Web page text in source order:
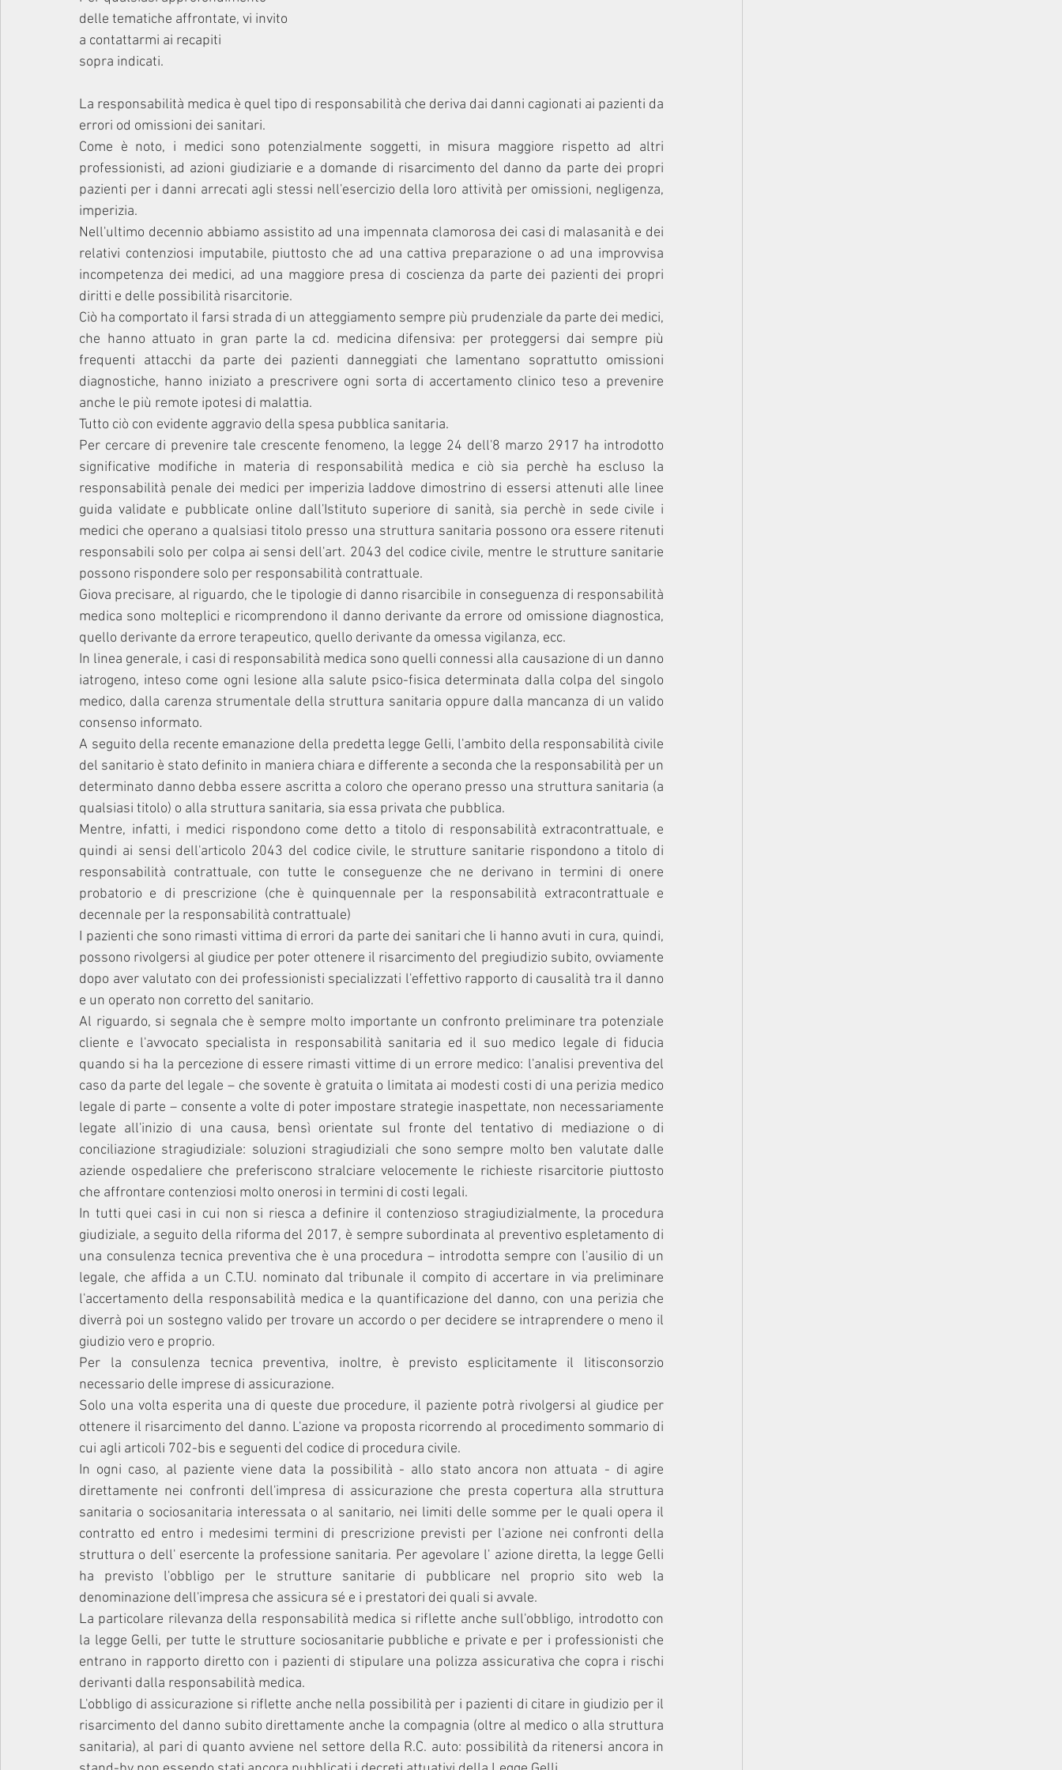
delle tematiche affrontate, vi invito
a contattarmi ai recapiti
sopra indicati.
La responsabilità medica è quel tipo di responsabilità che deriva dai danni cagionati ai pazienti da
errori od omissioni dei sanitari.
Come è noto, i medici sono potenzialmente soggetti, in misura maggiore rispetto ad altri
professionisti, ad azioni giudiziarie e a domande di risarcimento del danno da parte dei propri
pazienti per i danni arrecati agli stessi nell'esercizio della loro attività per omissioni, negligenza,
imperizia.
Nell'ultimo decennio abbiamo assistito ad una impennata clamorosa dei casi di malasanità e dei
relativi contenziosi imputabile, piuttosto che ad una cattiva preparazione o ad una improvvisa
incompetenza dei medici, ad una maggiore presa di coscienza da parte dei pazienti dei propri
diritti e delle possibilità risarcitorie.
Ciò ha comportato il farsi strada di un atteggiamento sempre più prudenziale da parte dei medici,
che hanno attuato in gran parte la cd. medicina difensiva: per proteggersi dai sempre più
frequenti attacchi da parte dei pazienti danneggiati che lamentano soprattutto omissioni
diagnostiche, hanno iniziato a prescrivere ogni sorta di accertamento clinico teso a prevenire
anche le più remote ipotesi di malattia.
Tutto ciò con evidente aggravio della spesa pubblica sanitaria.
Per cercare di prevenire tale crescente fenomeno, la legge 24 dell'8 marzo 2917 ha introdotto
significative modifiche in materia di responsabilità medica e ciò sia perchè ha escluso la
responsabilità penale dei medici per imperizia laddove dimostrino di essersi attenuti alle linee
guida validate e pubblicate online dall'Istituto superiore di sanità, sia perchè in sede civile i
medici che operano a qualsiasi titolo presso una struttura sanitaria possono ora essere ritenuti
responsabili solo per colpa ai sensi dell'art. 2043 del codice civile, mentre le strutture sanitarie
possono rispondere solo per responsabilità contrattuale.
Giova precisare, al riguardo, che le tipologie di danno risarcibile in conseguenza di responsabilità
medica sono molteplici e ricomprendono il danno derivante da errore od omissione diagnostica,
quello derivante da errore terapeutico, quello derivante da omessa vigilanza, ecc.
In linea generale, i casi di responsabilità medica sono quelli connessi alla causazione di un danno
iatrogeno, inteso come ogni lesione alla salute psico-fisica determinata dalla colpa del singolo
medico, dalla carenza strumentale della struttura sanitaria oppure dalla mancanza di un valido
consenso informato.
A seguito della recente emanazione della predetta legge Gelli, l'ambito della responsabilità civile
del sanitario è stato definito in maniera chiara e differente a seconda che la responsabilità per un
determinato danno debba essere ascritta a coloro che operano presso una struttura sanitaria (a
qualsiasi titolo) o alla struttura sanitaria, sia essa privata che pubblica.
Mentre, infatti, i medici rispondono come detto a titolo di responsabilità extracontrattuale, e
quindi ai sensi dell'articolo 2043 del codice civile, le strutture sanitarie rispondono a titolo di
responsabilità contrattuale, con tutte le conseguenze che ne derivano in termini di onere
probatorio e di prescrizione (che è quinquennale per la responsabilità extracontrattuale e
decennale per la responsabilità contrattuale)
I pazienti che sono rimasti vittima di errori da parte dei sanitari che li hanno avuti in cura, quindi,
possono rivolgersi al giudice per poter ottenere il risarcimento del pregiudizio subito, ovviamente
dopo aver valutato con dei professionisti specializzati l'effettivo rapporto di causalità tra il danno
e un operato non corretto del sanitario.
Al riguardo, si segnala che è sempre molto importante un confronto preliminare tra potenziale
cliente e l'avvocato specialista in responsabilità sanitaria ed il suo medico legale di fiducia
quando si ha la percezione di essere rimasti vittime di un errore medico: l'analisi preventiva del
caso da parte del legale – che sovente è gratuita o limitata ai modesti costi di una perizia medico
legale di parte – consente a volte di poter impostare strategie inaspettate, non necessariamente
legate all'inizio di una causa, bensì orientate sul fronte del tentativo di mediazione o di
conciliazione stragiudiziale: soluzioni stragiudiziali che sono sempre molto ben valutate dalle
aziende ospedaliere che preferiscono stralciare velocemente le richieste risarcitorie piuttosto
che affrontare contenziosi molto onerosi in termini di costi legali.
In tutti quei casi in cui non si riesca a definire il contenzioso stragiudizialmente, la procedura
giudiziale, a seguito della riforma del 2017, è sempre subordinata al preventivo espletamento di
una consulenza tecnica preventiva che è una procedura – introdotta sempre con l'ausilio di un
legale, che affida a un C.T.U. nominato dal tribunale il compito di accertare in via preliminare
l'accertamento della responsabilità medica e la quantificazione del danno, con una perizia che
diverrà poi un sostegno valido per trovare un accordo o per decidere se intraprendere o meno il
giudizio vero e proprio.
Per la consulenza tecnica preventiva, inoltre, è previsto esplicitamente il litisconsorzio
necessario delle imprese di assicurazione.
Solo una volta esperita una di queste due procedure, il paziente potrà rivolgersi al giudice per
ottenere il risarcimento del danno. L'azione va proposta ricorrendo al procedimento sommario di
cui agli articoli 702-bis e seguenti del codice di procedura civile.
In ogni caso, al paziente viene data la possibilità - allo stato ancora non attuata - di agire
direttamente nei confronti dell'impresa di assicurazione che presta copertura alla struttura
sanitaria o sociosanitaria interessata o al sanitario, nei limiti delle somme per le quali opera il
contratto ed entro i medesimi termini di prescrizione previsti per l'azione nei confronti della
struttura o dell' esercente la professione sanitaria. Per agevolare l' azione diretta, la legge Gelli
ha previsto l'obbligo per le strutture sanitarie di pubblicare nel proprio sito web la
denominazione dell'impresa che assicura sé e i prestatori dei quali si avvale.
La particolare rilevanza della responsabilità medica si riflette anche sull'obbligo, introdotto con
la legge Gelli, per tutte le strutture sociosanitarie pubbliche e private e per i professionisti che
entrano in rapporto diretto con i pazienti di stipulare una polizza assicurativa che copra i rischi
derivanti dalla responsabilità medica.
L'obbligo di assicurazione si riflette anche nella possibilità per i pazienti di citare in giudizio per il
risarcimento del danno subito direttamente anche la compagnia (oltre al medico o alla struttura
sanitaria), al pari di quanto avviene nel settore della R.C. auto: possibilità da ritenersi ancora in